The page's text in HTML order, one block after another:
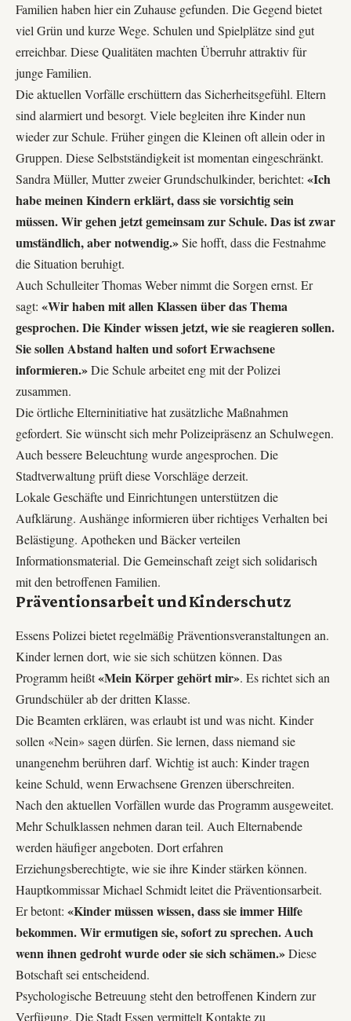
Familien haben hier ein Zuhause gefunden. Die Gegend bietet
viel Grün und kurze Wege. Schulen und Spielplätze sind gut
erreichbar. Diese Qualitäten machten Überruhr attraktiv für
junge Familien.
Die aktuellen Vorfälle erschüttern das Sicherheitsgefühl. Eltern
sind alarmiert und besorgt. Viele begleiten ihre Kinder nun
wieder zur Schule. Früher gingen die Kleinen oft allein oder in
Gruppen. Diese Selbstständigkeit ist momentan eingeschränkt.
Sandra Müller, Mutter zweier Grundschulkinder, berichtet: «Ich
habe meinen Kindern erklärt, dass sie vorsichtig sein
müssen. Wir gehen jetzt gemeinsam zur Schule. Das ist zwar
umständlich, aber notwendig.»Sie hofft, dass die Festnahme
die Situation beruhigt.
Auch Schulleiter Thomas Weber nimmt die Sorgen ernst. Er
sagt: «Wir haben mit allen Klassen über das Thema
gesprochen. Die Kinder wissen jetzt, wie sie reagieren sollen.
Sie sollen Abstand halten und sofort Erwachsene
informieren.»Die Schule arbeitet eng mit der Polizei
zusammen.
Die örtliche Elterninitiative hat zusätzliche Maßnahmen
gefordert. Sie wünscht sich mehr Polizeipräsenz an Schulwegen.
Auch bessere Beleuchtung wurde angesprochen. Die
Stadtverwaltung prüft diese Vorschläge derzeit.
Lokale Geschäfte und Einrichtungen unterstützen die
Aufklärung. Aushänge informieren über richtiges Verhalten bei
Belästigung. Apotheken und Bäcker verteilen
Informationsmaterial. Die Gemeinschaft zeigt sich solidarisch
mit den betroffenen Familien.
Präventionsarbeit und Kinderschutz
Essens Polizei bietet regelmäßig Präventionsveranstaltungen an.
Kinder lernen dort, wie sie sich schützen können. Das
Programm heißt«Mein Körper gehört mir». Es richtet sich an
Grundschüler ab der dritten Klasse.
Die Beamten erklären, was erlaubt ist und was nicht. Kinder
sollen «Nein» sagen dürfen. Sie lernen, dass niemand sie
unangenehm berühren darf. Wichtig ist auch: Kinder tragen
keine Schuld, wenn Erwachsene Grenzen überschreiten.
Nach den aktuellen Vorfällen wurde das Programm ausgeweitet.
Mehr Schulklassen nehmen daran teil. Auch Elternabende
werden häufiger angeboten. Dort erfahren
Erziehungsberechtigte, wie sie ihre Kinder stärken können.
Hauptkommissar Michael Schmidt leitet die Präventionsarbeit.
Er betont: «Kinder müssen wissen, dass sie immer Hilfe
bekommen. Wir ermutigen sie, sofort zu sprechen. Auch
wenn ihnen gedroht wurde oder sie sich schämen.»Diese
Botschaft sei entscheidend.
Psychologische Betreuung steht den betroffenen Kindern zur
Verfügung. Die Stadt Essen vermittelt Kontakte zu